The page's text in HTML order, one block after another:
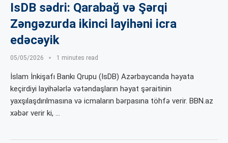
IsDB sədri: Qarabağ və Şərqi
Zəngəzurda ikinci layihəni icra
edəcəyik
05/05/2026 1 minutes read
İslam İnkişafı Bankı Qrupu (IsDB) Azərbaycanda həyata
keçirdiyi layihələrlə vətəndaşların həyat şəraitinin
yaxşılaşdırılmasına və icmaların bərpasına töhfə verir. BBN.az
xəbər verir ki, …